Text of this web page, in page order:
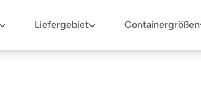
Liefergebiet Containergrößen